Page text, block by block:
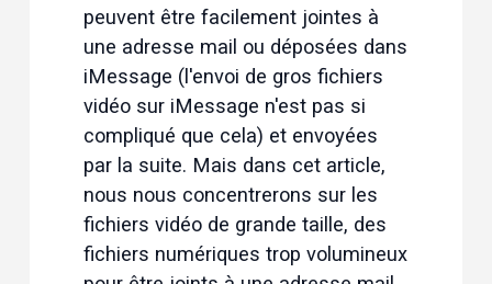
peuvent être facilement jointes à
une adresse mail ou déposées dans
iMessage (l'envoi de gros fichiers
vidéo sur iMessage n'est pas si
compliqué que cela) et envoyées
par la suite. Mais dans cet article,
nous nous concentrerons sur les
fichiers vidéo de grande taille, des
fichiers numériques trop volumineux